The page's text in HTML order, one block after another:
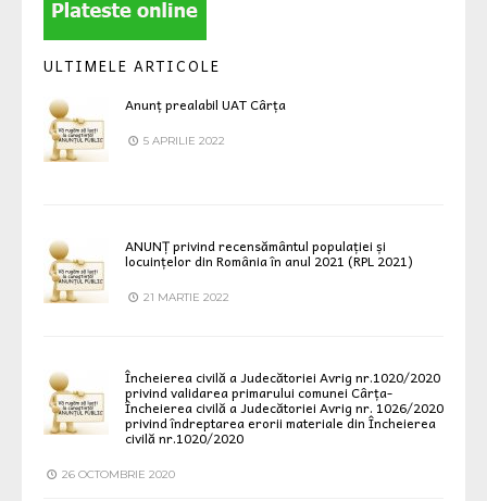
ULTIMELE ARTICOLE
Anunț prealabil UAT Cârța
5 APRILIE 2022
ANUNȚ privind recensământul populației și
locuințelor din România în anul 2021 (RPL 2021)
21 MARTIE 2022
Încheierea civilă a Judecătoriei Avrig nr.1020/2020
privind validarea primarului comunei Cârța-
Încheierea civilă a Judecătoriei Avrig nr. 1026/2020
privind îndreptarea erorii materiale din Încheierea
civilă nr.1020/2020
26 OCTOMBRIE 2020